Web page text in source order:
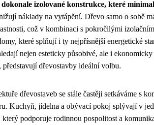
dokonale izolované konstrukce, které
náklady na vytápění. Dřevo samo o sobě
což v kombinaci s pokročilými
které splňují i ty nejpřísnější energetické
nejen esteticky působivé, ale i ekonomicky
dřevostavby ideální volbu.
dřevostaveb se stále častěji setkáváme s
Kuchyň, jídelna a obývací pokoj splývají v
podporuje rodinnou pospolitost a